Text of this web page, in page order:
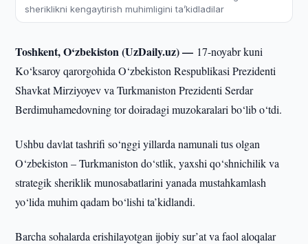
sheriklikni kengaytirish muhimligini ta’kidladilar
Toshkent, O‘zbekiston (UzDaily.uz) — 17-noyabr kuni
Ko‘ksaroy qarorgohida O‘zbekiston Respublikasi Prezidenti
Shavkat Mirziyoyev va Turkmaniston Prezidenti Serdar
Berdimuhamedovning tor doiradagi muzokaralari bo‘lib o‘tdi.
Ushbu davlat tashrifi so‘nggi yillarda namunali tus olgan
O‘zbekiston – Turkmaniston do‘stlik, yaxshi qo‘shnichilik va
strategik sheriklik munosabatlarini yanada mustahkamlash
yo‘lida muhim qadam bo‘lishi ta’kidlandi.
Barcha sohalarda erishilayotgan ijobiy sur’at va faol aloqalar